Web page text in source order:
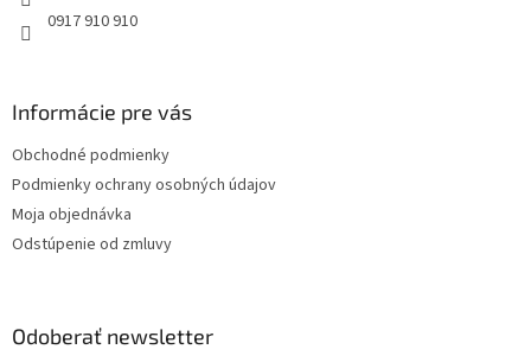
0917 910 910
Informácie pre vás
Obchodné podmienky
Podmienky ochrany osobných údajov
Moja objednávka
Odstúpenie od zmluvy
Odoberať newsletter